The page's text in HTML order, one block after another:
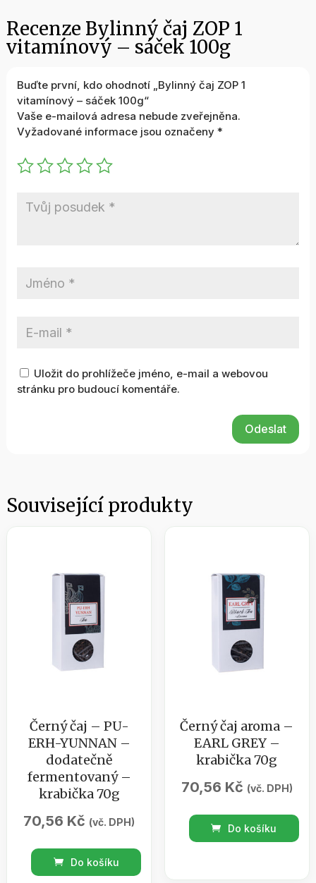
Recenze Bylinný čaj ZOP 1
vitamínový – sáček 100g
Buďte první, kdo ohodnotí „Bylinný čaj ZOP 1
vitamínový – sáček 100g“
Vaše e-mailová adresa nebude zveřejněna.
Vyžadované informace jsou označeny *
Uložit do prohlížeče jméno, e-mail a webovou
stránku pro budoucí komentáře.
Odeslat
Související produkty
Černý čaj – PU-
ERH-YUNNAN –
dodatečně
fermentovaný –
krabička 70g
70,56 Kč (vč. DPH)
Černý
čaj
Do košíku
Černý čaj aroma –
EARL GREY –
krabička 70g
70,56 Kč (vč. DPH)
Černý
čaj
Do košíku